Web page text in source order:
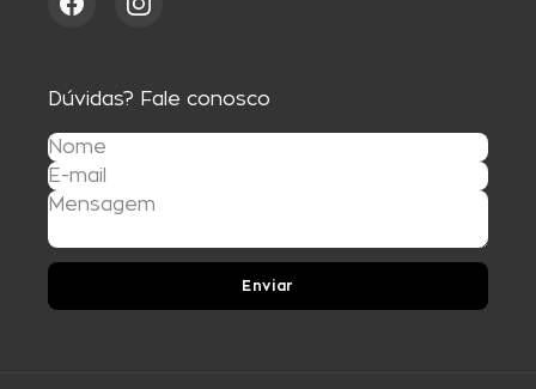
Dúvidas? Fale conosco
Enviar